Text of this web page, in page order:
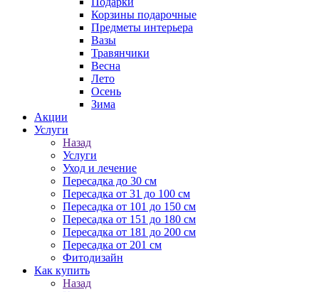
Корзины подарочные
Предметы интерьера
Вазы
Травянчики
Весна
Лето
Осень
Зима
Акции
Услуги
Назад
Услуги
Уход и лечение
Пересадка до 30 см
Пересадка от 31 до 100 см
Пересадка от 101 до 150 см
Пересадка от 151 до 180 см
Пересадка от 181 до 200 см
Пересадка от 201 см
Фитодизайн
Как купить
Назад